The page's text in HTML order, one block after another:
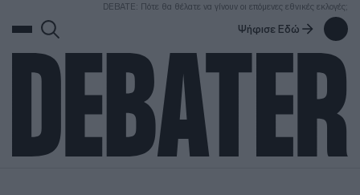
DEBATE: Πότε θα θέλατε να γίνουν οι επόμενες εθνικές εκλογές;
Ψήφισε Εδώ